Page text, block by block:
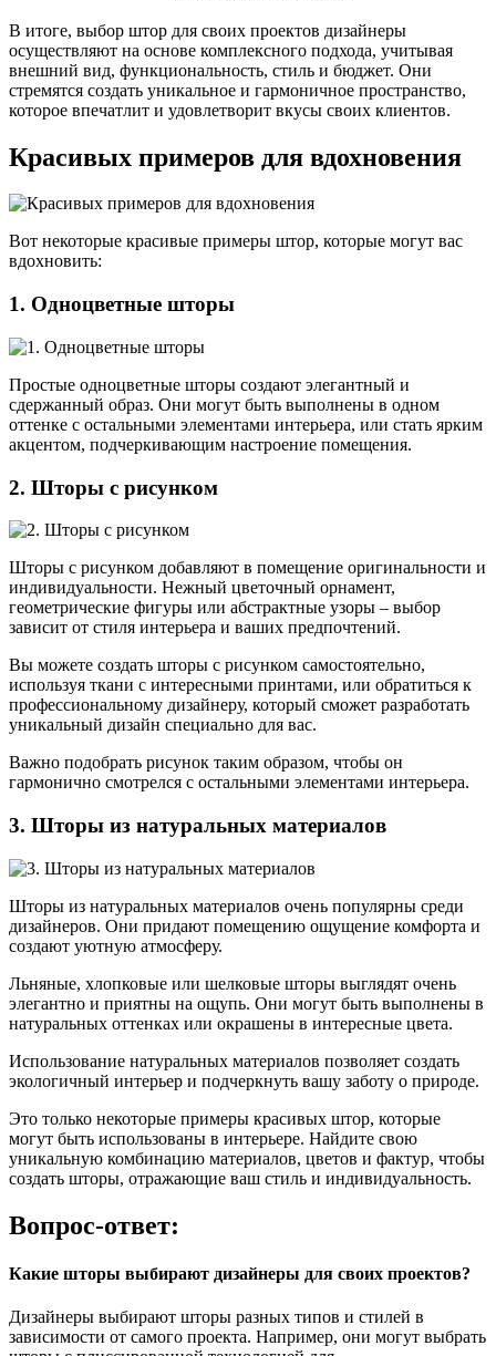
В итоге, выбор штор для своих проектов дизайнеры
осуществляют на основе комплексного подхода, учитывая
внешний вид, функциональность, стиль и бюджет. Они
стремятся создать уникальное и гармоничное пространство,
которое впечатлит и удовлетворит вкусы своих клиентов.
Красивых примеров для вдохновения
Вот некоторые красивые примеры штор, которые могут вас
вдохновить:
1. Одноцветные шторы
Простые одноцветные шторы создают элегантный и
сдержанный образ. Они могут быть выполнены в одном
оттенке с остальными элементами интерьера, или стать ярким
акцентом, подчеркивающим настроение помещения.
2. Шторы с рисунком
Шторы с рисунком добавляют в помещение оригинальности и
индивидуальности. Нежный цветочный орнамент,
геометрические фигуры или абстрактные узоры – выбор
зависит от стиля интерьера и ваших предпочтений.
Вы можете создать шторы с рисунком самостоятельно,
используя ткани с интересными принтами, или обратиться к
профессиональному дизайнеру, который сможет разработать
уникальный дизайн специально для вас.
Важно подобрать рисунок таким образом, чтобы он
гармонично смотрелся с остальными элементами интерьера.
3. Шторы из натуральных материалов
Шторы из натуральных материалов очень популярны среди
дизайнеров. Они придают помещению ощущение комфорта и
создают уютную атмосферу.
Льняные, хлопковые или шелковые шторы выглядят очень
элегантно и приятны на ощупь. Они могут быть выполнены в
натуральных оттенках или окрашены в интересные цвета.
Использование натуральных материалов позволяет создать
экологичный интерьер и подчеркнуть вашу заботу о природе.
Это только некоторые примеры красивых штор, которые
могут быть использованы в интерьере. Найдите свою
уникальную комбинацию материалов, цветов и фактур, чтобы
создать шторы, отражающие ваш стиль и индивидуальность.
Вопрос-ответ:
Какие шторы выбирают дизайнеры для своих проектов?
Дизайнеры выбирают шторы разных типов и стилей в
зависимости от самого проекта. Например, они могут выбрать